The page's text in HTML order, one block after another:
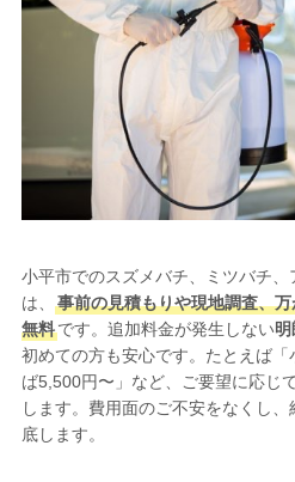
小平市でのスズメバチ、ミツバチ
は、
事前の見積もりや現地調査、
無料です。追加料金が発生しない
初めての方も安心です。たとえば
ば5,500円〜」など、ご要望に応じ
します。費用面のご不安をなくし
底します。